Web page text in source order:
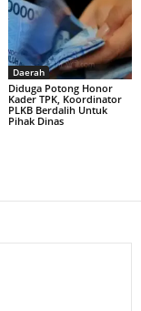
Daerah
Diduga Potong Honor
Kader TPK, Koordinator
PLKB Berdalih Untuk
Pihak Dinas